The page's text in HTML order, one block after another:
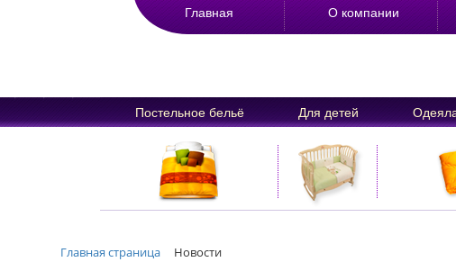
Главная О компании
Постельное бельё Для детей
Главная страница Новости